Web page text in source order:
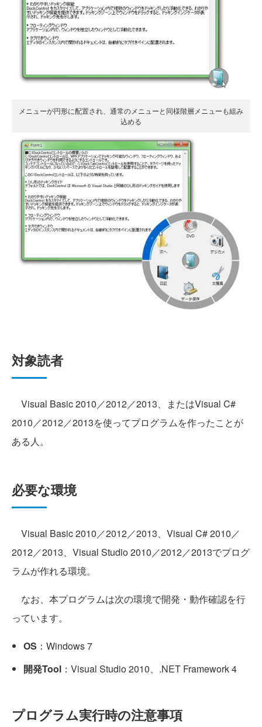
メニューが円形に配置され、通常のメニューと同様階層メニューも組み
込める
対象読者
Visual Basic 2010／2012／2013、またはVisual C#
2010／2012／2013を使ってプログラムを作ったことが
ある人。
必要な環境
Visual Basic 2010／2012／2013、Visual C# 2010／
2012／2013、Visual Studio 2010／2012／2013でプログ
ラムが作れる環境。
なお、本プログラムは次の環境で開発・動作確認を行
っています。
OS ：Windows 7
開発Tool ：Visual Studio 2010、.NET Framework 4
プログラム実行時の注意事項